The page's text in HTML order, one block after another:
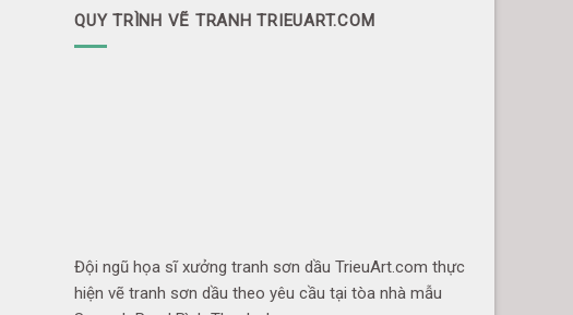
QUY TRÌNH VẼ TRANH TRIEUART.COM
Đội ngũ họa sĩ xưởng tranh sơn dầu TrieuArt.com thực
hiện vẽ tranh sơn dầu theo yêu cầu tại tòa nhà mẫu